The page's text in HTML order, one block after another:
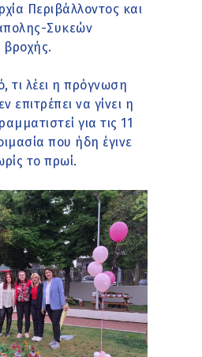
Περιβάλλοντος και
Συκεών
βροχής.
λέει η πρόγνωση
επιτρέπει να γίνει η
για τις 11
που ήδη έγινε
το πρωί.